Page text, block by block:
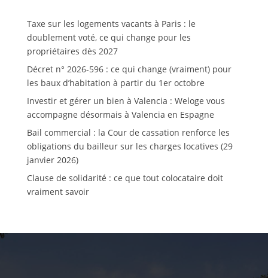
Taxe sur les logements vacants à Paris : le
doublement voté, ce qui change pour les
propriétaires dès 2027
Décret n° 2026-596 : ce qui change (vraiment) pour
les baux d’habitation à partir du 1er octobre
Investir et gérer un bien à Valencia : Weloge vous
accompagne désormais à Valencia en Espagne
Bail commercial : la Cour de cassation renforce les
obligations du bailleur sur les charges locatives (29
janvier 2026)
Clause de solidarité : ce que tout colocataire doit
vraiment savoir